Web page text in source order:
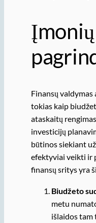
Finansų
tokias kaip
ataskaitų
investicijų
būtinos siekiant
efektyviai veikti ir
finansų sritys yra
Biudžeto
metu
išlaidos tam